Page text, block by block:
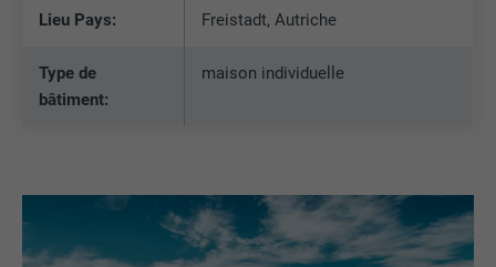
Lieu Pays: Freistadt, Autriche
Type de
bâtiment:
maison individuelle